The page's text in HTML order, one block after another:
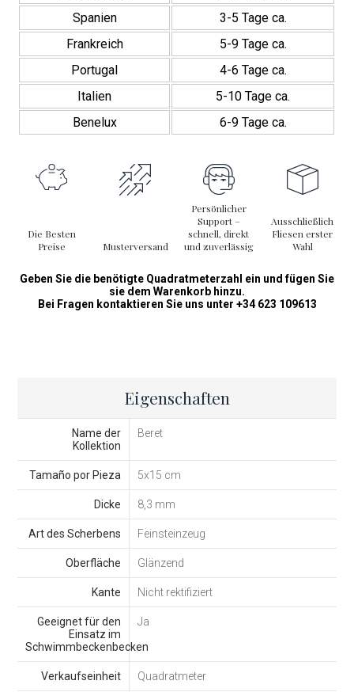
Spanien
3-5 Tage ca.
Frankreich
5-9 Tage ca.
Portugal
4-6 Tage ca.
Italien
5-10 Tage ca.
Benelux
6-9 Tage ca.
Die Besten
Preise
Musterversand
Persönlicher
Support –
schnell, direkt
und zuverlässig
Ausschließlich
Fliesen erster
Wahl
Geben Sie die benötigte Quadratmeterzahl ein und fügen Sie
sie dem Warenkorb hinzu.
Bei Fragen kontaktieren Sie uns unter +34 623 109613
Eigenschaften
Name der
Kollektion
Beret
Tamaño por Pieza 5x15 cm
Dicke 8,3 mm
Art des Scherbens Feinsteinzeug
Oberfläche Glänzend
Kante Nicht rektifiziert
Geeignet für den
Einsatz im
Schwimmbeckenbecken
Ja
Verkaufseinheit Quadratmeter